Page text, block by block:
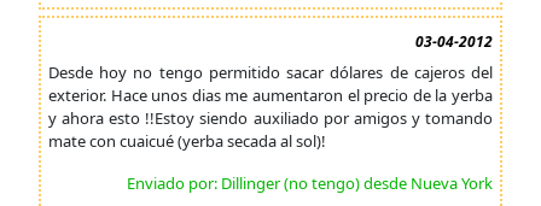
03-04-2012
Desde hoy no tengo permitido sacar dólares de cajeros del
exterior. Hace unos dias me aumentaron el precio de la yerba
y ahora esto !!Estoy siendo auxiliado por amigos y tomando
mate con cuaicué (yerba secada al sol)!
Enviado por: Dillinger (no tengo) desde Nueva York